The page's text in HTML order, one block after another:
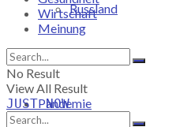
Russland
Pandemie
Wirtschaft
Meinung
No Result
View All Result
JUST-NOW